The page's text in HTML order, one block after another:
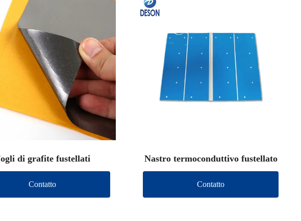
di grafite fustellati
Contatto
Nastro termoconduttivo fustellato
Contatto